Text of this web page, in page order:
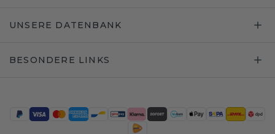
UNSERE DATENBANK
BESONDERE LINKS